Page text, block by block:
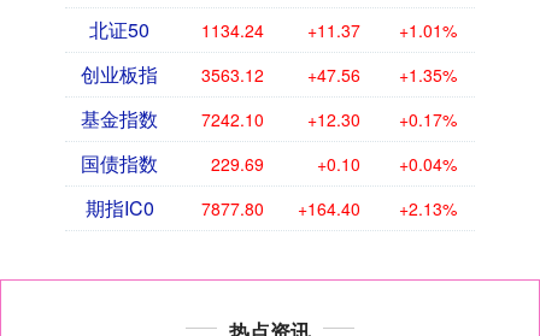
北证50 1134.24 +11.37 +1.01%
创业板指 3563.12 +47.56 +1.35%
基金指数 7242.10 +12.30 +0.17%
国债指数 229.69 +0.10 +0.04%
期指IC0 7877.80 +164.40 +2.13%